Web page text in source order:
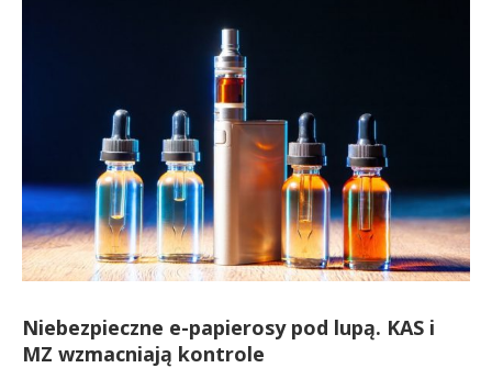
Niebezpieczne e-papierosy pod lupą. KAS i
MZ wzmacniają kontrole